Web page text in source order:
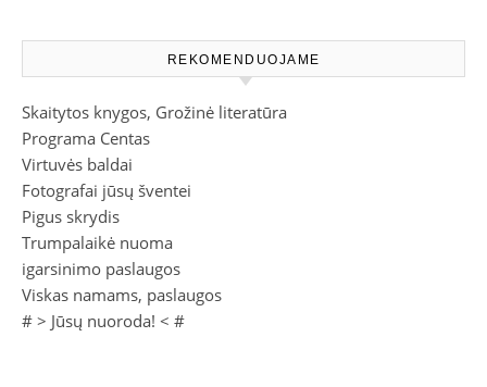
REKOMENDUOJAME
Skaitytos knygos, Grožinė literatūra
Programa Centas
Virtuvės baldai
Fotografai jūsų šventei
Pigus skrydis
Trumpalaikė nuoma
igarsinimo paslaugos
Viskas namams, paslaugos
# > Jūsų nuoroda! < #